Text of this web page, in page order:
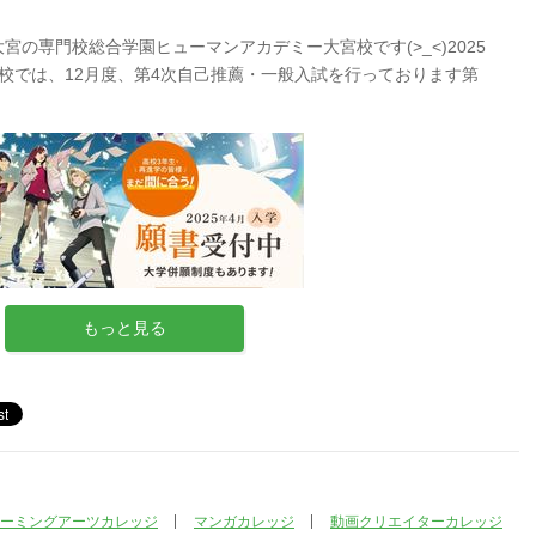
の専門校総合学園ヒューマンアカデミー大宮校です(>_<)2025
では、12月度、第4次自己推薦・一般入試を行っております第
もっと見る
ミングアーツカレッジ マンガカレッジ 動画クリエイターカレッジ